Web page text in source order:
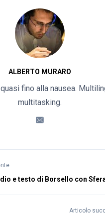
ALBERTO MURARO
fino alla nausea.
multitasking.
e testo di Borsello con
Articolo